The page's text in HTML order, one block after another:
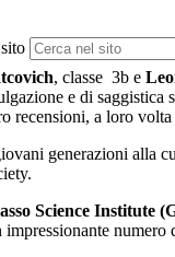
, classe 3b e
e di
recensioni, a loro volta
generazioni alla
.
Science Institute